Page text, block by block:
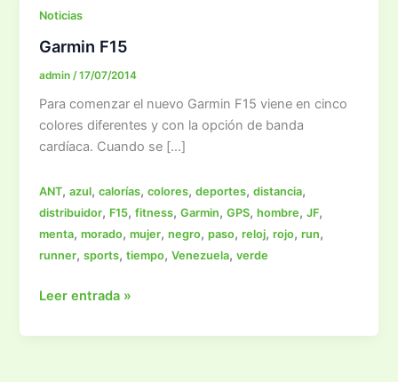
Noticias
Garmin F15
admin /17/07/2014
Para comenzar el nuevo Garmin F15 viene en cinco
colores diferentes y con la opción de banda
cardíaca. Cuando se […]
ANT,azul,calorías,colores,deportes,distancia,
distribuidor, F15,fitness,Garmin,GPS,hombre,JF,
menta,morado,mujer,negro,paso,reloj,rojo,run,
runner,sports,tiempo,Venezuela,verde
Garmin
Leer entrada »